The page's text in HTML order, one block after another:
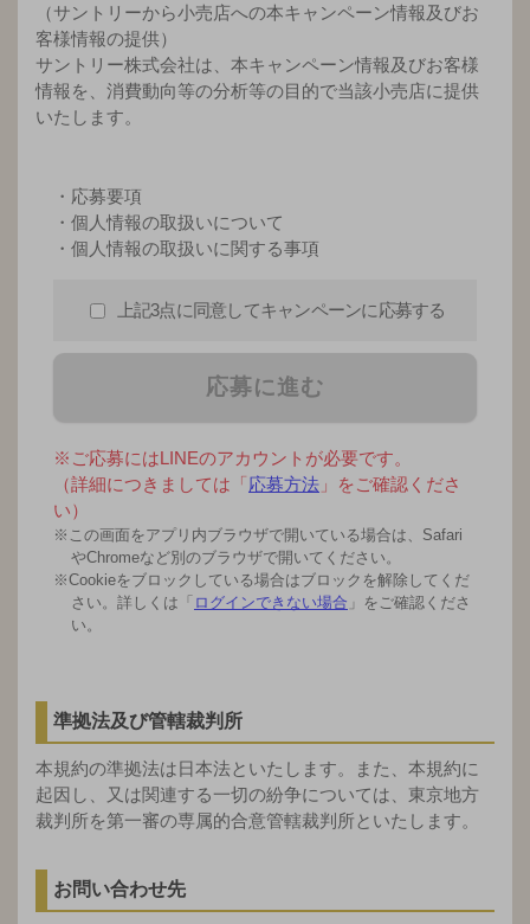
（サントリーから小売店への本キャンペーン情報及びお
客様情報の提供）
サントリー株式会社は、本キャンペーン情報及びお客様
情報を、消費動向等の分析等の目的で当該小売店に提供
いたします。
・応募要項
・個人情報の取扱いについて
・個人情報の取扱いに関する事項
上記3点に同意してキャンペーンに応募する
応募に進む
※ご応募にはLINEのアカウントが必要です。
（詳細につきましては「応募方法 」をご確認くださ
い）
※この画面をアプリ内ブラウザで開いている場合は、Safari
やChromeなど別のブラウザで開いてください。
※Cookieをブロックしている場合はブロックを解除してくだ
さい。詳しくは「 ログインできない場合 」をご確認くださ
い。
準拠法及び管轄裁判所
本規約の準拠法は日本法といたします。また、本規約に
起因し、又は関連する一切の紛争については、東京地方
裁判所を第一審の専属的合意管轄裁判所といたします。
お問い合わせ先